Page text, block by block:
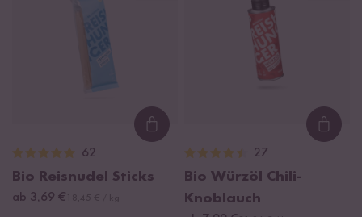
Loading...
62
Bio Reisnudel Sticks
ab 3,69 €
27
Bio Würzöl Chili-
Knoblauch